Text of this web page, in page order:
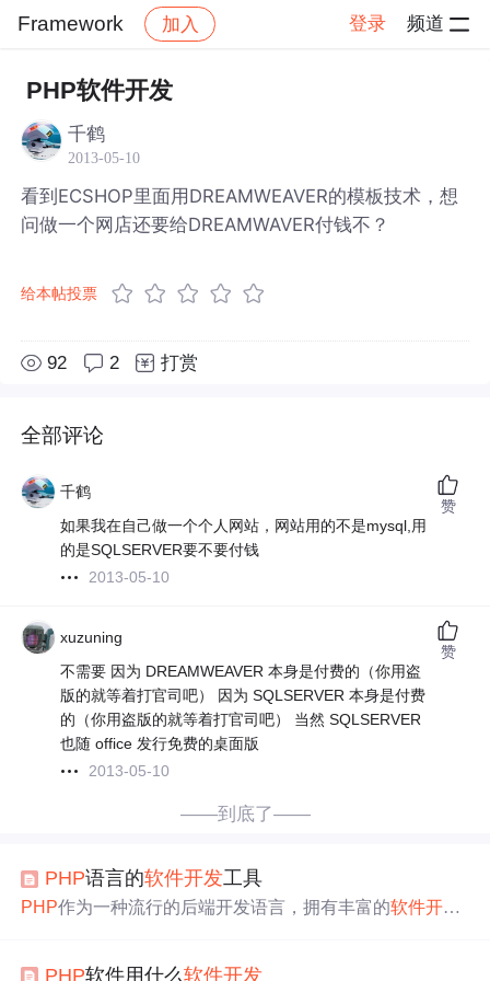
Framework 加入 登录 频道
社区 Framework
PHP软件开发
千鹤
2013-05-10
看到ECSHOP里面用DREAMWEAVER的模板技术，想
问做一个网店还要给DREAMWAVER付钱不？
给本帖投票
92 2 打赏
全部评论
千鹤
如果我在自己做一个个人网站，网站用的不是mysql,用
的是SQLSERVER要不要付钱
2013-05-10
赞
xuzuning
不需要 因为 DREAMWEAVER 本身是付费的（你用盗
版的就等着打官司吧） 因为 SQLSERVER 本身是付费
的（你用盗版的就等着打官司吧） 当然 SQLSERVER
也随 office 发行免费的桌面版
2013-05-10
赞
——到底了——
PHP语言的软件开发工具
PHP作为一种流行的后端开发语言，拥有丰富的软件开发
版本控制、包管理和测试工具，都是为了提升开发效率和
PHP软件用什么软件开发